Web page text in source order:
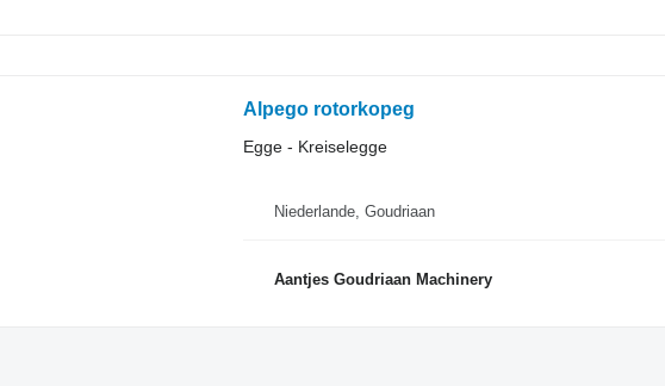
Alpego rotorkopeg
Egge - Kreiselegge
Niederlande, Goudriaan
Aantjes Goudriaan Machinery